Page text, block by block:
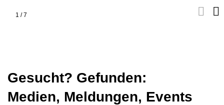
2 /7
Gesucht? Gefunden:
Medien, Meldungen, Events